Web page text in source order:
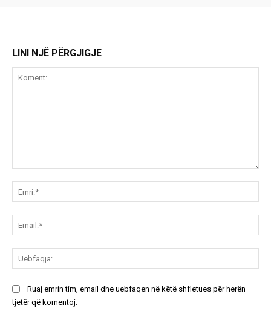
LINI NJË PËRGJIGJE
Ruaj emrin tim, email dhe uebfaqen në këtë shfletues për herën
tjetër që komentoj.